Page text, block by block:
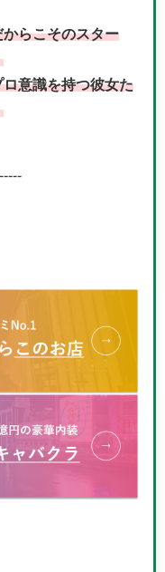
らこそのスター
意識を持つ彼女た